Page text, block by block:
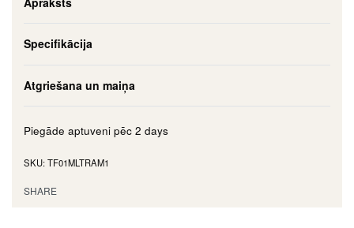
Specifikācija
Atgriešana un maiņa
Piegāde aptuveni pēc 2 days
TF01MLTRAM1
SHARE